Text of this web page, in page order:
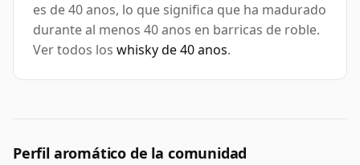
es de 40 anos, lo que significa que ha madurado
durante al menos 40 anos en barricas de roble.
Ver todos los whisky de 40 anos.
Perfil aromático de la comunidad